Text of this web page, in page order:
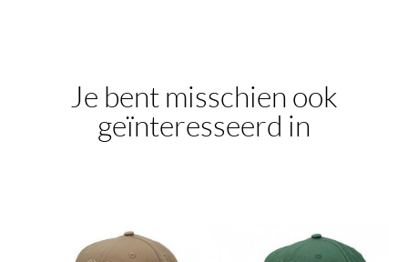
Je bent misschien ook
geïnteresseerd in